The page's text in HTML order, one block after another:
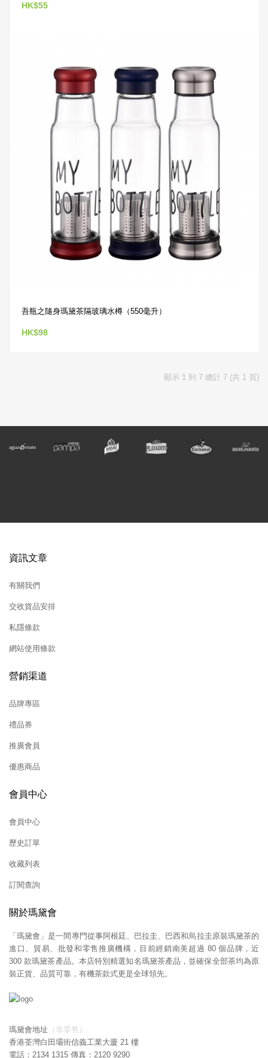
HK$55
吾瓶之隨身瑪黛茶隔玻璃水樽（550毫升）
HK$98
顯示 1 到 7 總計 7 (共 1 頁)
資訊文章
有關我們
交收貨品安排
私隱條款
網站使用條款
營銷渠道
品牌專區
禮品券
推廣會員
優惠商品
會員中心
會員中心
歷史訂單
收藏列表
訂閱查詢
關於瑪黛會
「瑪黛會」是一間專門從事阿根廷、巴拉圭、巴西和烏拉圭原裝瑪黛茶的
進口、貿易、批發和零售推廣機構，目前經銷南美超過 80 個品牌，近
300 款瑪黛茶產品。本店特別精選知名瑪黛茶產品，並確保全部茶均為原
裝正貨、品質可靠，有機茶款式更是全球領先。
瑪黛會地址 （非零售）
香港荃灣白田壩街信義工業大廈 21 樓
電話：2134 1315 傳真：2120 9290